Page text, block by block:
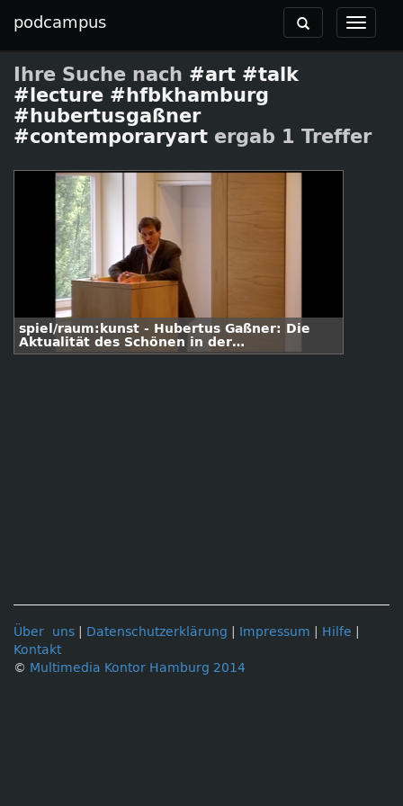
podcampus
Toggle
Toggle
navigation
Ihre Suche nach #art #talk
#lecture #hfbkhamburg
#hubertusgaßner
#contemporaryart ergab 1 Treffer
spiel/raum:kunst - Hubertus Gaßner: Die
Aktualität des Schönen in der
zeitgenössischen Kunst (2006)
Über uns Datenschutzerklärung Impressum Hilfe
Kontakt
© Multimedia Kontor Hamburg 2014